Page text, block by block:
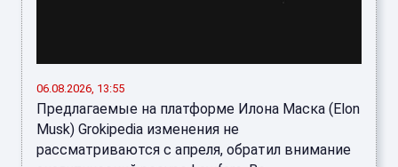
06.08.2026, 13:55
Предлагаемые на платформе Илона Маска (Elon
Musk) Grokipedia изменения не
рассматриваются с апреля, обратил внимание